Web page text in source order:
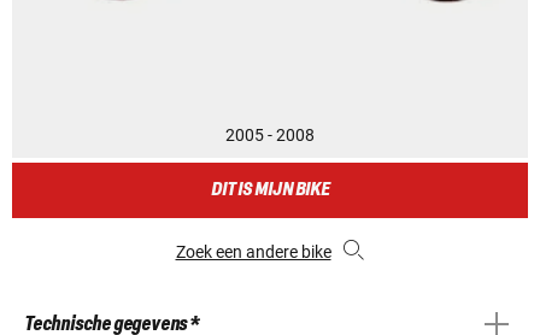
2005 - 2008
DIT IS MIJN BIKE
Zoek een andere bike
Technische gegevens *